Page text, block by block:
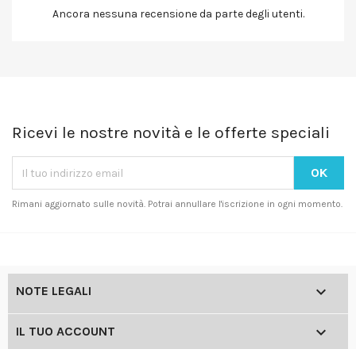
Ancora nessuna recensione da parte degli utenti.
Ricevi le nostre novità e le offerte speciali
Rimani aggiornato sulle novità. Potrai annullare l'iscrizione in ogni momento.
NOTE LEGALI 
IL TUO ACCOUNT 